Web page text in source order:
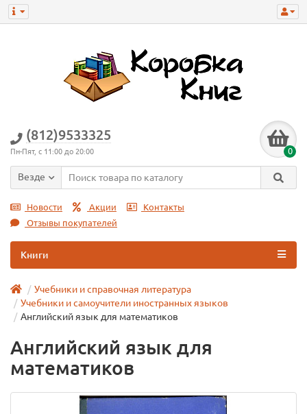
(812)9533325
Пн-Пят, с 11:00 до 20:00 0
Везде
Новости Акции
Контакты
Отзывы покупателей
Книги
Учебники и справочная литература
Учебники и самоучители иностранных языков
Английский язык для математиков
Английский язык для
математиков